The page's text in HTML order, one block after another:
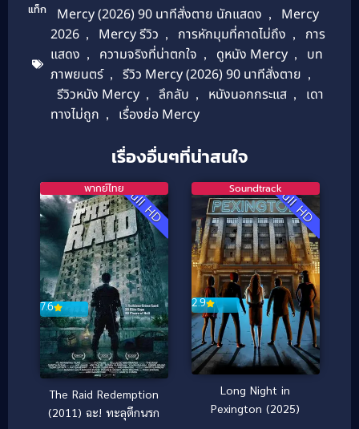
แท็ก Mercy (2026) 90 นาทีสั่งตาย นักแสดง ,
Mercy
2026 , Mercy รีวิว , การหักมุมที่คาดไม่ถึง ,
การ
แสดง , ความจริงที่น่าตกใจ , ดูหนัง Mercy ,
บท
ภาพยนตร์ , รีวิว Mercy (2026) 90 นาทีสั่งตาย ,
รีวิวหนัง Mercy , ลึกลับ , หนังนอกกระแส ,
เดา
ทางไม่ถูก , เรื่องย่อ Mercy
เรื่องอื่นๆที่น่าสนใจ
Full HD
7.6
พากย์ไทย
The Raid Redemption
(2011) ฉะ! ทะลุตึกนรก
Full HD
2.9
Soundtrack
Long Night in
Pexington (2025)